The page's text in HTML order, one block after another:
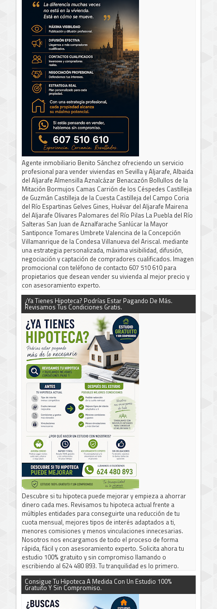
Agente inmobiliario Benito Sánchez ofreciendo un servicio
profesional para vender viviendas en Sevilla y Aljarafe, Albaida
del Aljarafe Almensilla Aznalcázar Benacazón Bollullos de la
Mitación Bormujos Camas Carrión de los Céspedes Castilleja
de Guzmán Castilleja de la Cuesta Castilleja del Campo Coria
del Río Espartinas Gelves Gines, Huévar del Aljarafe Mairena
del Aljarafe Olivares Palomares del Río Pilas La Puebla del Río
Salteras San Juan de Aznalfarache Sanlúcar la Mayor
Santiponce Tomares Umbrete Valencina de la Concepción
Villamanrique de la Condesa Villanueva del Ariscal. mediante
una estrategia personalizada, máxima visibilidad, difusión,
negociación y captación de compradores cualificados. Imagen
promocional con teléfono de contacto 607 510 610 para
propietarios que desean vender su vivienda al mejor precio y
con asesoramiento experto.
¿Ya Tienes Hipoteca? Podrías Estar Pagando De Más.
Revisamos Tus Condiciones Gratis.
Descubre si tu hipoteca puede mejorar y empieza a ahorrar
dinero cada mes. Revisamos tu hipoteca actual frente a
múltiples entidades para conseguirte una reducción de tu
cuota mensual, mejores tipos de interés adaptados a ti,
menores comisiones y menos vinculaciones innecesarias.
Nosotros nos encargamos de todo el proceso de forma
rápida, fácil y con asesoramiento experto. Solicita ahora tu
estudio 100% gratuito y sin compromiso llamando o
escribiendo al 624 480 893. Tu tranquilidad es lo primero.
Consigue Tu Hipoteca A Medida Con Un Estudio 100%
Gratuito Y Sin Compromiso.